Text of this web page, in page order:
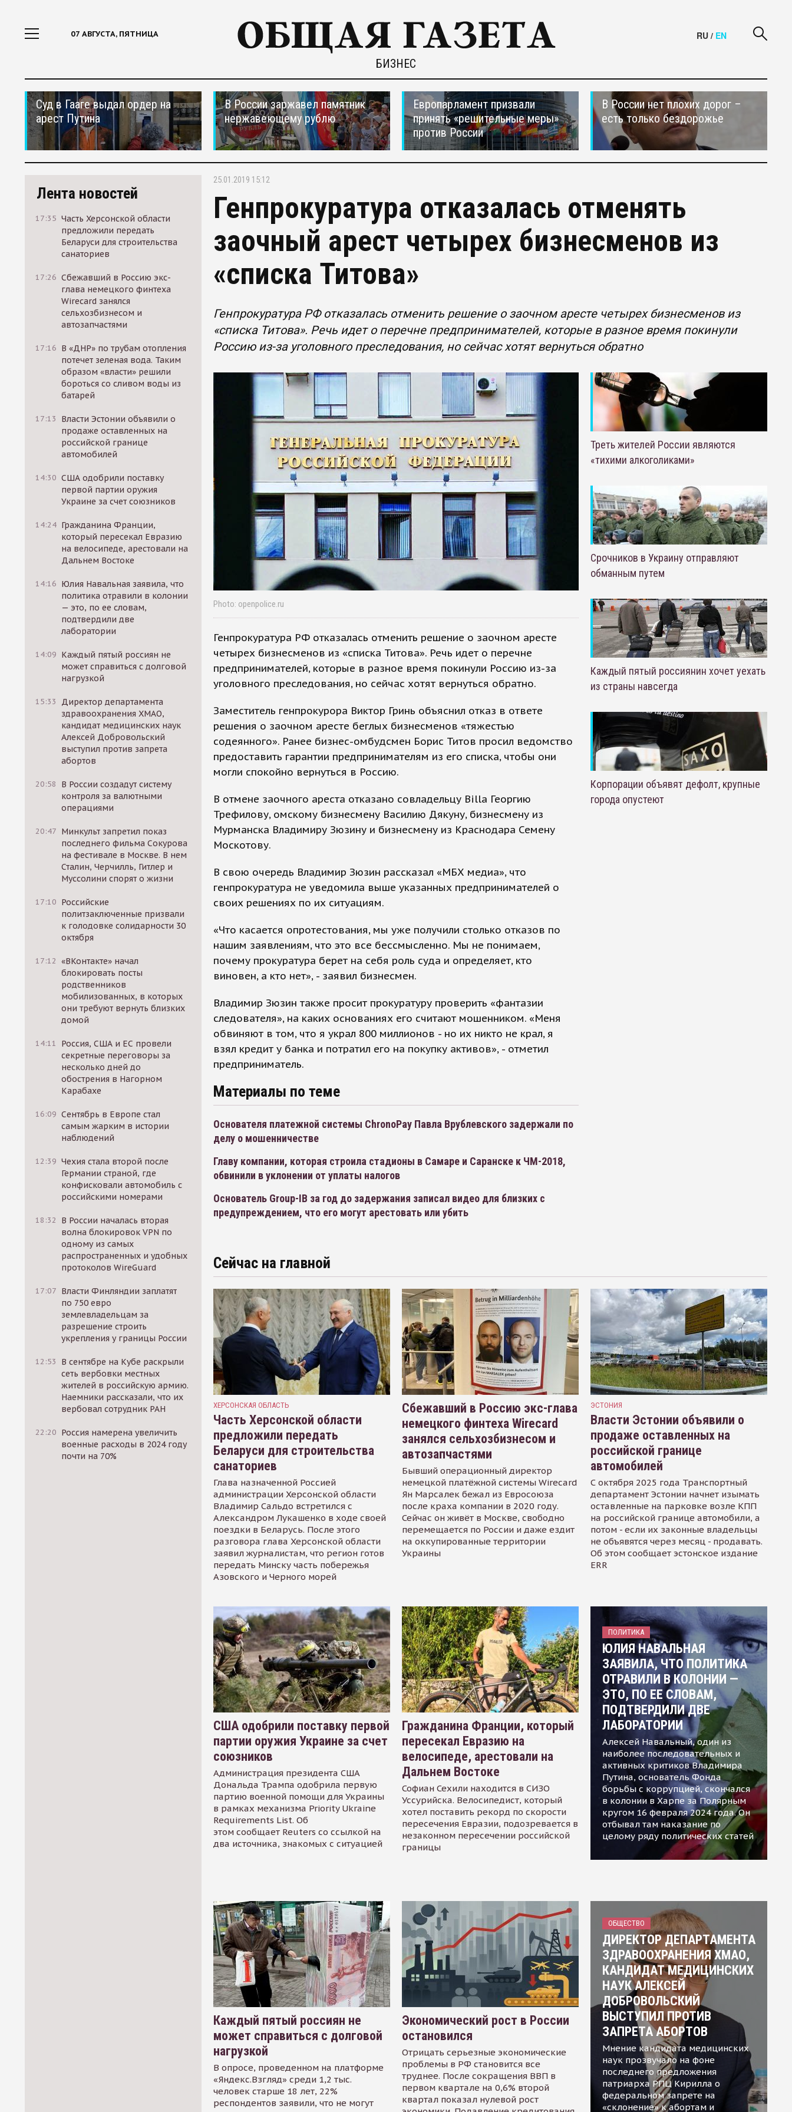
07 АВГУСТА, ПЯТНИЦА
БИЗНЕС
RU / EN
Суд в Гааге выдал ордер на
арест Путина
В России заржавел памятник
нержавеющему рублю
Европарламент призвали
принять «решительные меры»
против России
В России нет плохих дорог –
есть только бездорожье
Лента новостей
17:35 Часть Херсонской области
предложили передать
Беларуси для строительства
санаториев
17:26 Сбежавший в Россию экс-
глава немецкого финтеха
Wirecard занялся
сельхозбизнесом и
автозапчастями
17:16 В «ДНР» по трубам отопления
потечет зеленая вода. Таким
образом «власти» решили
бороться со сливом воды из
батарей
17:13
Власти Эстонии объявили о
продаже оставленных на
российской границе
автомобилей
14:30 США одобрили поставку
первой партии оружия
Украине за счет союзников
14:24 Гражданина Франции,
который пересекал Евразию
на велосипеде, арестовали на
Дальнем Востоке
14:16 Юлия Навальная заявила, что
политика отравили в колонии
— это, по ее словам,
подтвердили две
лаборатории
14:09 Каждый пятый россиян не
может справиться с долговой
нагрузкой
15:33
Директор департамента
здравоохранения ХМАО,
кандидат медицинских наук
Алексей Добровольский
выступил против запрета
абортов
20:58
В России создадут систему
контроля за валютными
операциями
20:47 Минкульт запретил показ
последнего фильма Сокурова
на фестивале в Москве. В нем
Сталин, Черчилль, Гитлер и
Муссолини спорят о жизни
17:10 Российские
политзаключенные призвали
к голодовке солидарности 30
октября
17:12 «ВКонтакте» начал
блокировать посты
родственников
мобилизованных, в которых
они требуют вернуть близких
домой
14:11
Россия, США и ЕС провели
секретные переговоры за
несколько дней до
обострения в Нагорном
Карабахе
16:09 Сентябрь в Европе стал
самым жарким в истории
наблюдений
12:39 Чехия стала второй после
Германии страной, где
конфисковали автомобиль с
российскими номерами
18:32
В России началась вторая
волна блокировок VPN по
одному из самых
распространенных и удобных
протоколов WireGuard
17:07 Власти Финляндии заплатят
по 750 евро
землевладельцам за
разрешение строить
укрепления у границы России
12:53
В сентябре на Кубе раскрыли
сеть вербовки местных
жителей в российскую армию.
Наемники рассказали, что их
вербовал сотрудник РАН
22:20 Россия намерена увеличить
военные расходы в 2024 году
почти на 70%
25.01.2019 15:12
Генпрокуратура отказалась отменять
заочный арест четырех бизнесменов из
«списка Титова»
Генпрокуратура РФ отказалась отменить решение о заочном аресте четырех бизнесменов из
«списка Титова». Речь идет о перечне предпринимателей, которые в разное время покинули
Россию из-за уголовного преследования, но сейчас хотят вернуться обратно
Photo: openpolice.ru
Генпрокуратура РФ отказалась отменить решение о заочном аресте
четырех бизнесменов из «списка Титова». Речь идет о перечне
предпринимателей, которые в разное время покинули Россию из-за
уголовного преследования, но сейчас хотят вернуться обратно.
Заместитель генпрокурора Виктор Гринь объяснил отказ в ответе
решения о заочном аресте беглых бизнесменов «тяжестью
содеянного». Ранее бизнес-омбудсмен Борис Титов просил ведомство
предоставить гарантии предпринимателям из его списка, чтобы они
могли спокойно вернуться в Россию.
В отмене заочного ареста отказано совладельцу Billa Георгию
Трефилову, омскому бизнесмену Василию Дякуну, бизнесмену из
Мурманска Владимиру Зюзину и бизнесмену из Краснодара Семену
Москотову.
В свою очередь Владимир Зюзин рассказал «МБХ медиа», что
генпрокуратура не уведомила выше указанных предпринимателей о
своих решениях по их ситуациям.
«Что касается опротестования, мы уже получили столько отказов по
нашим заявлениям, что это все бессмысленно. Мы не понимаем,
почему прокуратура берет на себя роль суда и определяет, кто
виновен, а кто нет», - заявил бизнесмен.
Владимир Зюзин также просит прокуратуру проверить «фантазии
следователя», на каких основаниях его считают мошенником. «Меня
обвиняют в том, что я украл 800 миллионов - но их никто не крал, я
взял кредит у банка и потратил его на покупку активов», - отметил
предприниматель.
Материалы по теме
Основателя платежной системы ChronoPay Павла Врублевского задержали по
делу о мошенничестве
Главу компании, которая строила стадионы в Самаре и Саранске к ЧМ-2018,
обвинили в уклонении от уплаты налогов
Основатель Group-IB за год до задержания записал видео для близких с
предупреждением, что его могут арестовать или убить
Треть жителей России являются
«тихими алкоголиками»
Срочников в Украину отправляют
обманным путем
Каждый пятый россиянин хочет уехать
из страны навсегда
Корпорации объявят дефолт, крупные
города опустеют
Сейчас на главной
ХЕРСОНСКАЯ ОБЛАСТЬ
Часть Херсонской области
предложили передать
Беларуси для строительства
санаториев
Глава назначенной Россией
администрации Херсонской области
Владимир Сальдо встретился с
Александром Лукашенко в ходе своей
поездки в Беларусь. После этого
разговора глава Херсонской области
заявил журналистам, что регион готов
передать Минску часть побережья
Азовского и Черного морей
Сбежавший в Россию экс-глава
немецкого финтеха Wirecard
занялся сельхозбизнесом и
автозапчастями
Бывший операционный директор
немецкой платёжной системы Wirecard
Ян Марсалек бежал из Евросоюза
после краха компании в 2020 году.
Сейчас он живёт в Москве, свободно
перемещается по России и даже ездит
на оккупированные территории
Украины
ЭСТОНИЯ
Власти Эстонии объявили о
продаже оставленных на
российской границе
автомобилей
С октября 2025 года Транспортный
департамент Эстонии начнет изымать
оставленные на парковке возле КПП
на российской границе автомобили, а
потом - если их законные владельцы
не объявятся через месяц - продавать.
Об этом сообщает эстонское издание
ERR
США одобрили поставку первой
партии оружия Украине за счет
союзников
Администрация президента США
Дональда Трампа одобрила первую
партию военной помощи для Украины
в рамках механизма Priority Ukraine
Requirements List. Об
этом сообщает Reuters со ссылкой на
два источника, знакомых с ситуацией
Гражданина Франции, который
пересекал Евразию на
велосипеде, арестовали на
Дальнем Востоке
Софиан Сехили находится в СИЗО
Уссурийска. Велосипедист, который
хотел поставить рекорд по скорости
пересечения Евразии, подозревается в
незаконном пересечении российской
границы
ПОЛИТИКА
ЮЛИЯ НАВАЛЬНАЯ
ЗАЯВИЛА, ЧТО ПОЛИТИКА
ОТРАВИЛИ В КОЛОНИИ —
ЭТО, ПО ЕЕ СЛОВАМ,
ПОДТВЕРДИЛИ ДВЕ
ЛАБОРАТОРИИ
Алексей Навальный, один из
наиболее последовательных и
активных критиков Владимира
Путина, основатель Фонда
борьбы с коррупцией, скончался
в колонии в Харпе за Полярным
кругом 16 февраля 2024 года. Он
отбывал там наказание по
целому ряду политических статей
Каждый пятый россиян не
может справиться с долговой
нагрузкой
В опросе, проведенном на платформе
«Яндекс.Взгляд» среди 1,2 тыс.
человек старше 18 лет, 22%
респондентов заявили, что не могут
Экономический рост в России
остановился
Отрицать серьезные экономические
проблемы в РФ становится все
труднее. После сокращения ВВП в
первом квартале на 0,6% второй
квартал показал нулевой рост
ОБЩЕСТВО
ДИРЕКТОР ДЕПАРТАМЕНТА
ЗДРАВООХРАНЕНИЯ ХМАО,
КАНДИДАТ МЕДИЦИНСКИХ
НАУК АЛЕКСЕЙ
ДОБРОВОЛЬСКИЙ
ВЫСТУПИЛ ПРОТИВ
ЗАПРЕТА АБОРТОВ
Мнение кандидата медицинских
наук прозвучало на фоне
последнего предложения
патриарха РПЦ Кирилла о
федеральном запрете на
«склонение» к абортам и